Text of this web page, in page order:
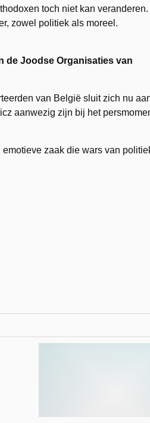
toch niet kan veranderen.
zowel politiek als moreel.
de Joodse Organisaties van
van België sluit zich nu
aanwezig zijn bij het
zaak die wars van